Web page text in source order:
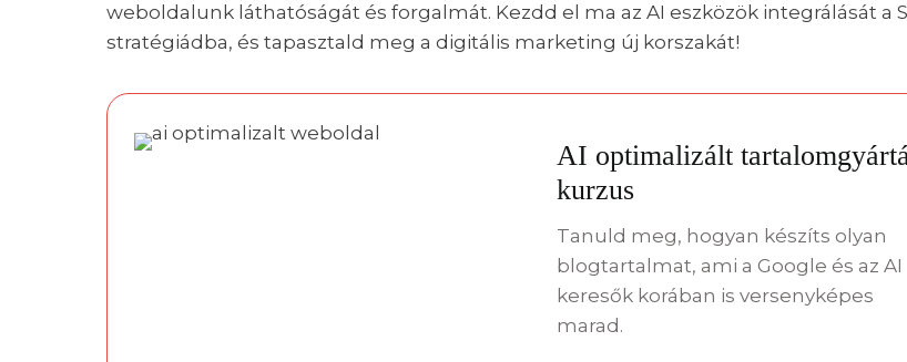
weboldalunk láthatóságát és forgalmát. Kezdd el ma az AI eszközök integrálását a
stratégiádba, és tapasztald meg a digitális marketing új korszakát!
AI optimalizált
kurzus
Tanuld meg, hogyan készíts olyan
blogtartalmat, ami a Google és az AI
keresők korában is versenyképes
marad.